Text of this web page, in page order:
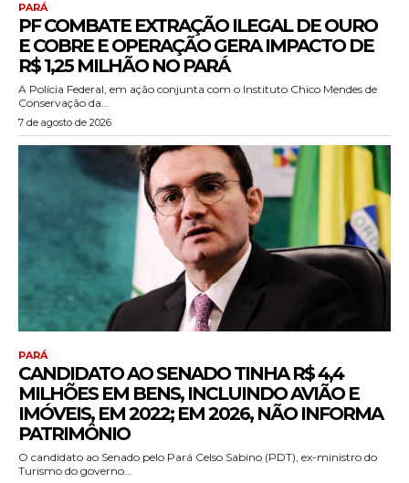
PARÁ
PF COMBATE EXTRAÇÃO ILEGAL DE OURO
E COBRE E OPERAÇÃO GERA IMPACTO DE
R$ 1,25 MILHÃO NO PARÁ
A Polícia Federal, em ação conjunta com o Instituto Chico Mendes de
Conservação da...
7 de agosto de 2026
PARÁ
CANDIDATO AO SENADO TINHA R$ 4,4
MILHÕES EM BENS, INCLUINDO AVIÃO E
IMÓVEIS, EM 2022; EM 2026, NÃO INFORMA
PATRIMÔNIO
O candidato ao Senado pelo Pará Celso Sabino (PDT), ex-ministro do
Turismo do governo...